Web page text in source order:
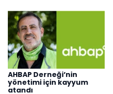
AHBAP Derneği’nin
yönetimi için kayyum
atandı